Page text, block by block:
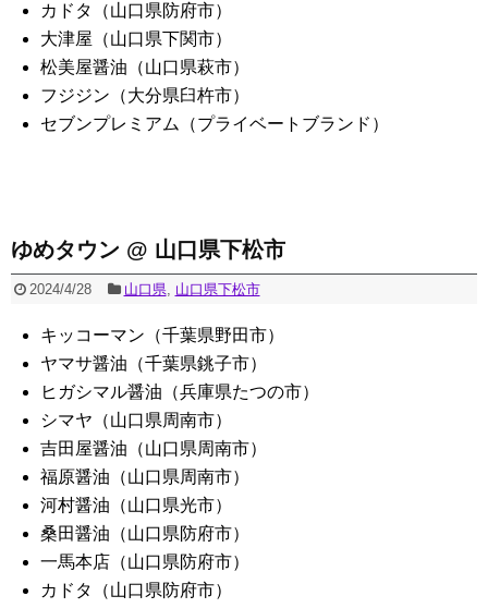
カドタ（山口県防府市）
大津屋（山口県下関市）
松美屋醤油（山口県萩市）
フジジン（大分県臼杵市）
セブンプレミアム（プライベートブランド）
ゆめタウン @ 山口県下松市
2024/4/28 山口県, 山口県下松市
キッコーマン（千葉県野田市）
ヤマサ醤油（千葉県銚子市）
ヒガシマル醤油（兵庫県たつの市）
シマヤ（山口県周南市）
吉田屋醤油（山口県周南市）
福原醤油（山口県周南市）
河村醤油（山口県光市）
桑田醤油（山口県防府市）
一馬本店（山口県防府市）
カドタ（山口県防府市）